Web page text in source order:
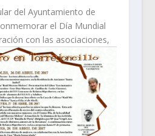
del Ayuntamiento de
el Día Mundial
con las asociaciones,